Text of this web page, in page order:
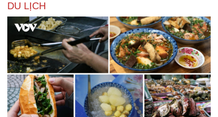
Sức khỏe
Dinh dưỡng - món ngon
Cây thuốc
Sản phụ khoa
Nhi khoa
Nam khoa
Làm đẹp - giảm cân
Phòng mạch online
Đời sống
Nhà đẹp
Blog
Tình yêu - Gia đình
DU LỊCH